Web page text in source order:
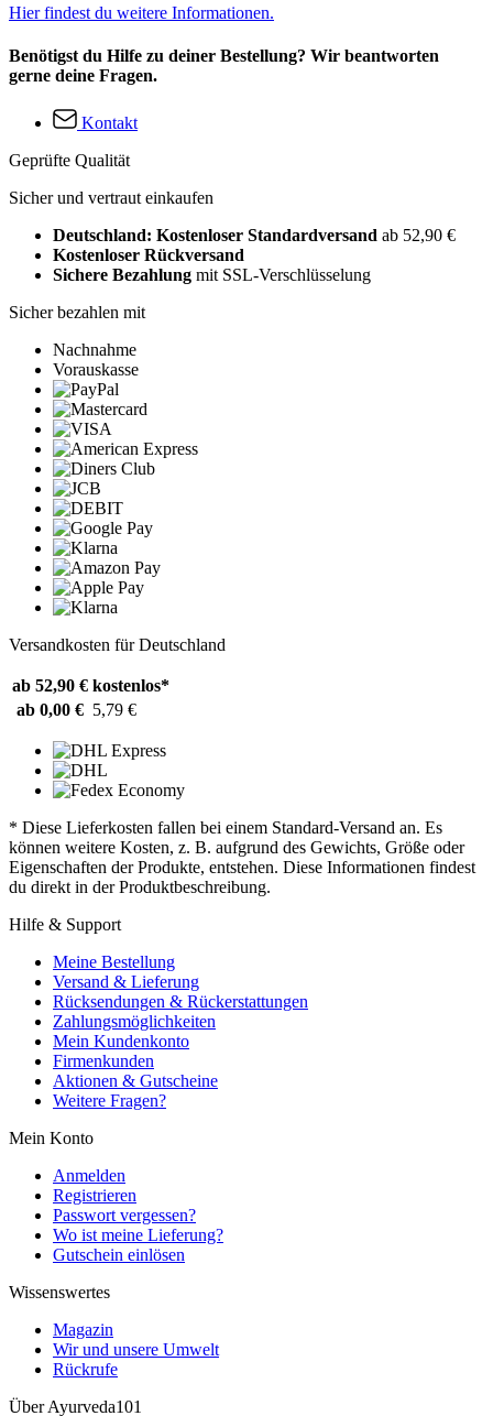
Hier findest du weitere Informationen.
Benötigst du Hilfe zu deiner Bestellung? Wir beantworten
gerne deine Fragen.
Kontakt
Geprüfte Qualität
Sicher und vertraut einkaufen
Deutschland: Kostenloser Standardversand ab 52,90 €
Kostenloser Rückversand
Sichere Bezahlung mit SSL-Verschlüsselung
Sicher bezahlen mit
Nachnahme
Vorauskasse
Versandkosten für Deutschland
ab 52,90 € kostenlos*
ab 0,00 € 5,79 €
* Diese Lieferkosten fallen bei einem Standard-Versand an. Es
können weitere Kosten, z. B. aufgrund des Gewichts, Größe oder
Eigenschaften der Produkte, entstehen. Diese Informationen findest
du direkt in der Produktbeschreibung.
Hilfe & Support
Meine Bestellung
Versand & Lieferung
Rücksendungen & Rückerstattungen
Zahlungsmöglichkeiten
Mein Kundenkonto
Firmenkunden
Aktionen & Gutscheine
Weitere Fragen?
Mein Konto
Anmelden
Registrieren
Passwort vergessen?
Wo ist meine Lieferung?
Gutschein einlösen
Wissenswertes
Magazin
Wir und unsere Umwelt
Rückrufe
Über Ayurveda101